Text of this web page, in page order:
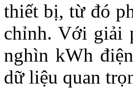
thiết bị, từ đó
chỉnh. Với giải
nghìn kWh
dữ liệu quan